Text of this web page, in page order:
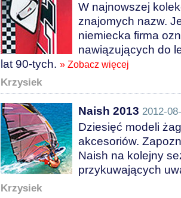
W najnowszej
znajomych nazw.
niemiecka firma
nawiązujących do
lat 90-tych. » Zobacz więcej
Krzysiek
Naish 2013 2012-
Dziesięć modeli
akcesoriów.
Naish na kolejny
przykuwających
Krzysiek